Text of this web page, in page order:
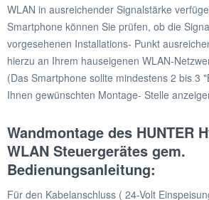
WLAN in ausreichender Signalstärke
Smartphone können Sie prüfen, ob die
vorgesehenen Installations- Punkt
hierzu an Ihrem hauseigenen WLAN-
(Das Smartphone sollte mindestens 2 bis 3
Ihnen gewünschten Montage- Stelle
Wandmontage des HUNTER
WLAN Steuergerätes gem.
Bedienungsanleitung:
Für den Kabelanschluss ( 24-Volt